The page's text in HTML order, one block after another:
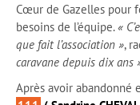
Cœur de Gazelles pour
besoins de l’équipe.«
que fait l’association »,
caravane depuis dix ans
Après avoir abandonné